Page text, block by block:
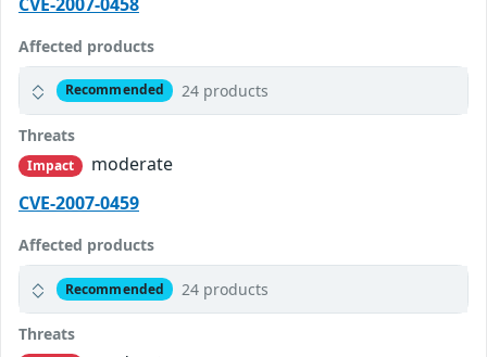
Affected products
Recommended 24 products
Threats
Impact
moderate
CVE-2007-0459
Affected products
Recommended 24 products
Threats